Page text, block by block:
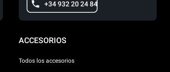
+34 932 20 24 84
ACCESORIOS
Todos los accesorios